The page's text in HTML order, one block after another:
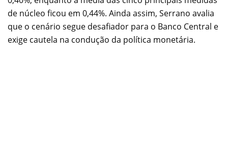
de núcleo ficou em 0,44%. Ainda assim, Serrano avalia
que o cenário segue desafiador para o Banco Central e
exige cautela na condução da política monetária.